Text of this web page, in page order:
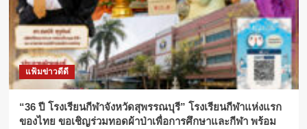
แฟ้มข่าวดีดี
“36 ปี โรงเรียนกีฬาจังหวัดสุพรรณบุรี” โรงเรียนกีฬาแห่งแรก
ของไทย ขอเชิญร่วมทอดผ้าป่าเพื่อการศึกษาและกีฬา พร้อม